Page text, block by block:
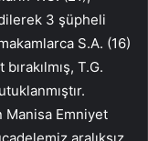
3 şüpheli
S.A. (16)
T.G.
Manisa Emniyet